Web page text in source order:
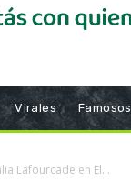
Virales Famosos
Lafourcade en El...